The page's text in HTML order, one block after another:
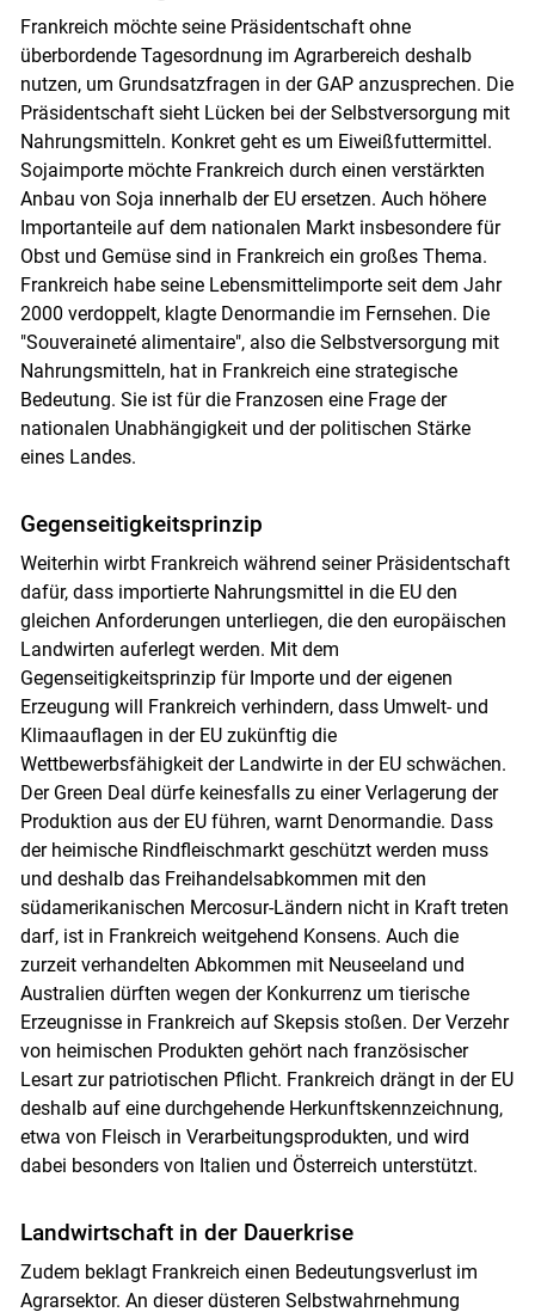
Frankreich möchte seine Präsidentschaft ohne
überbordende Tagesordnung im Agrarbereich deshalb
nutzen, um Grundsatzfragen in der GAP anzusprechen. Die
Präsidentschaft sieht Lücken bei der Selbstversorgung mit
Nahrungsmitteln. Konkret geht es um Eiweißfuttermittel.
Sojaimporte möchte Frankreich durch einen verstärkten
Anbau von Soja innerhalb der EU ersetzen. Auch höhere
Importanteile auf dem nationalen Markt insbesondere für
Obst und Gemüse sind in Frankreich ein großes Thema.
Frankreich habe seine Lebensmittelimporte seit dem Jahr
2000 verdoppelt, klagte Denormandie im Fernsehen. Die
"Souveraineté alimentaire", also die Selbstversorgung mit
Nahrungsmitteln, hat in Frankreich eine strategische
Bedeutung. Sie ist für die Franzosen eine Frage der
nationalen Unabhängigkeit und der politischen Stärke
eines Landes.
Gegenseitigkeitsprinzip
Weiterhin wirbt Frankreich während seiner Präsidentschaft
dafür, dass importierte Nahrungsmittel in die EU den
gleichen Anforderungen unterliegen, die den europäischen
Landwirten auferlegt werden. Mit dem
Gegenseitigkeitsprinzip für Importe und der eigenen
Erzeugung will Frankreich verhindern, dass Umwelt- und
Klimaauflagen in der EU zukünftig die
Wettbewerbsfähigkeit der Landwirte in der EU schwächen.
Der Green Deal dürfe keinesfalls zu einer Verlagerung der
Produktion aus der EU führen, warnt Denormandie. Dass
der heimische Rindfleischmarkt geschützt werden muss
und deshalb das Freihandelsabkommen mit den
südamerikanischen Mercosur-Ländern nicht in Kraft treten
darf, ist in Frankreich weitgehend Konsens. Auch die
zurzeit verhandelten Abkommen mit Neuseeland und
Australien dürften wegen der Konkurrenz um tierische
Erzeugnisse in Frankreich auf Skepsis stoßen. Der Verzehr
von heimischen Produkten gehört nach französischer
Lesart zur patriotischen Pflicht. Frankreich drängt in der EU
deshalb auf eine durchgehende Herkunftskennzeichnung,
etwa von Fleisch in Verarbeitungsprodukten, und wird
dabei besonders von Italien und Österreich unterstützt.
Landwirtschaft in der Dauerkrise
Zudem beklagt Frankreich einen Bedeutungsverlust im
Agrarsektor. An dieser düsteren Selbstwahrnehmung